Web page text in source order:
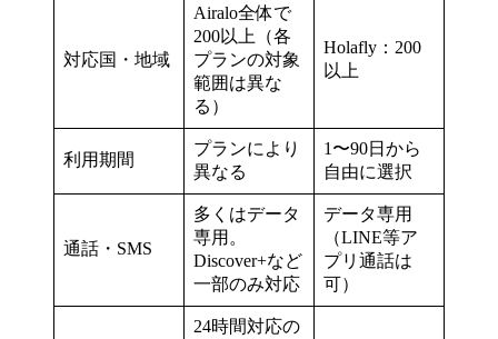
対応国・地域
Airalo全体で
200以上（各
プランの対象
範囲は異な
る）
Holafly：200
以上
利用期間
プランにより
異なる
1〜90日から
自由に選択
通話・SMS
多くはデータ
専用。
Discover+など
一部のみ対応
データ専用
（LINE等ア
プリ通話は
可）
24時間対応の